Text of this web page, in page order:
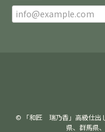
© 「和匠 瑞乃香」高級仕出
県、群馬県